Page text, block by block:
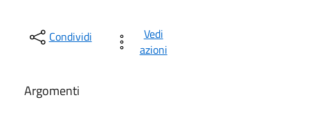
Condividi
Vedi
azioni
Argomenti